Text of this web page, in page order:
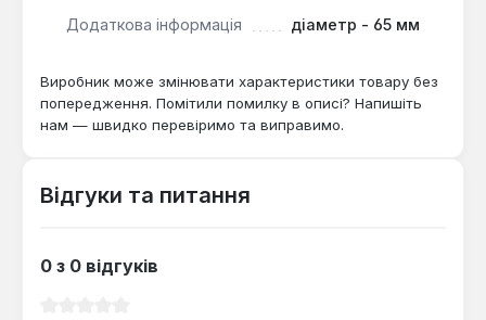
Додаткова інформація діаметр - 65 мм
Виробник може змінювати характеристики товару без
попередження. Помітили помилку в описі? Напишіть
нам — швидко перевіримо та виправимо.
Відгуки та питання
0 з 0 відгуків